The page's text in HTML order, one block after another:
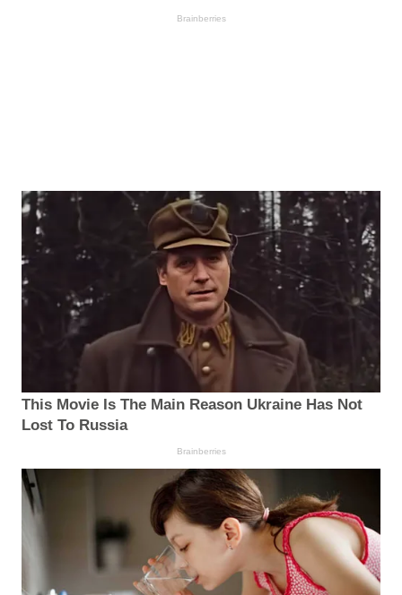
Brainberries
This Movie Is The Main Reason Ukraine Has Not
Lost To Russia
Brainberries